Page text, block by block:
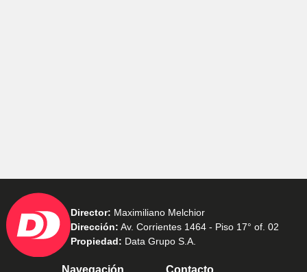
Director: Maximiliano Melchior
Dirección: Av. Corrientes 1464 - Piso 17° of. 02
Propiedad: Data Grupo S.A.